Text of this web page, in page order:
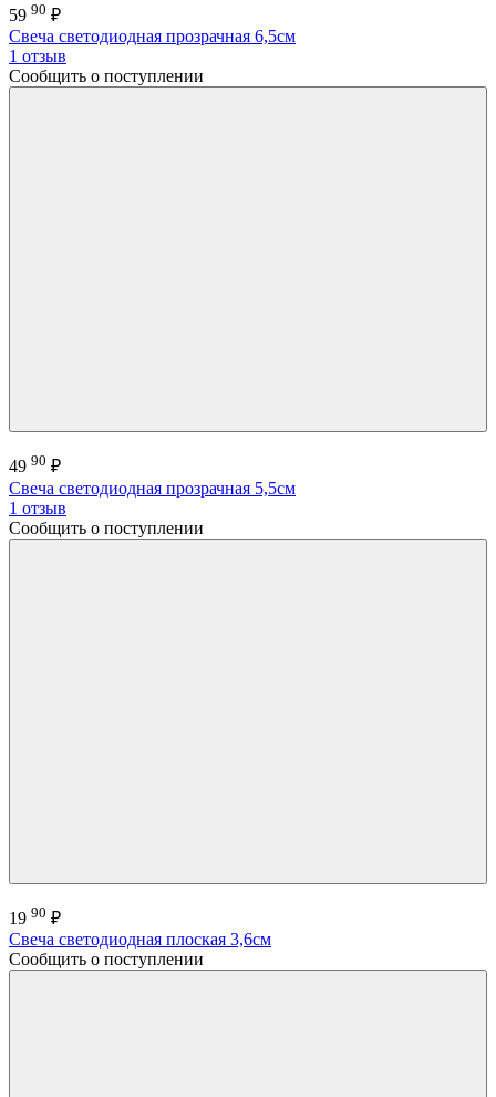
59 90 ₽
Свеча светодиодная прозрачная 6,5см
1 отзыв
Сообщить о поступлении
49 90 ₽
Свеча светодиодная прозрачная 5,5см
1 отзыв
Сообщить о поступлении
19 90 ₽
Свеча светодиодная плоская 3,6см
Сообщить о поступлении